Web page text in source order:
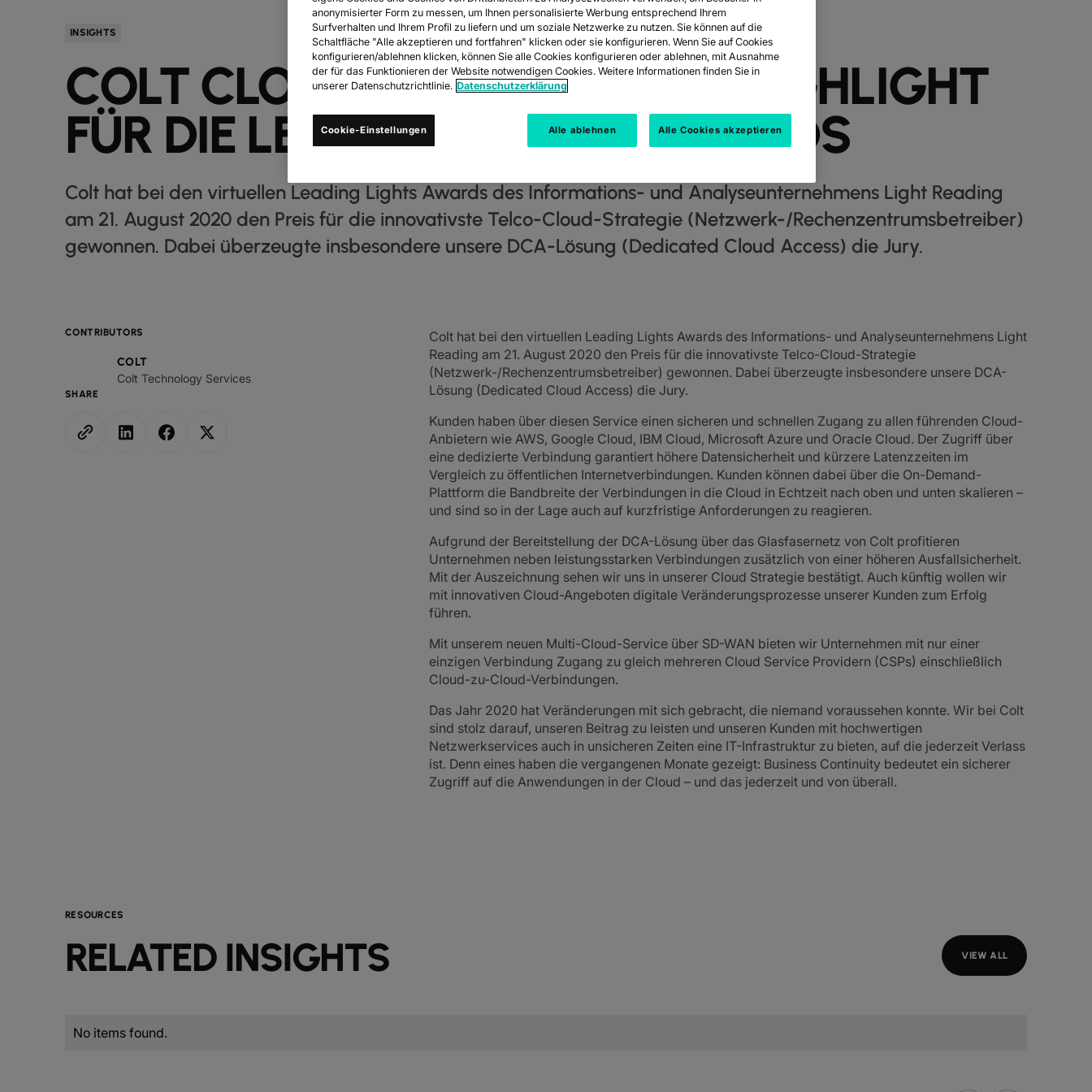
INSIGHTS
COLT CLOUD SERVICES SIND HIGHLIGHT
FÜR DIE LEADING LIGHTS AWARDS
Colt hat bei den virtuellen Leading Lights Awards des Informations- und Analyseunternehmens Light Reading
am 21. August 2020 den Preis für die innovativste Telco-Cloud-Strategie (Netzwerk-/Rechenzentrumsbetreiber)
gewonnen. Dabei überzeugte insbesondere unsere DCA-Lösung (Dedicated Cloud Access) die Jury.
CONTRIBUTORS
COLT
Colt Technology Services
SHARE
Colt hat bei den virtuellen Leading Lights Awards des Informations- und Analyseunternehmens Light
Reading am 21. August 2020 den Preis für die innovativste Telco-Cloud-Strategie
(Netzwerk-/Rechenzentrumsbetreiber) gewonnen. Dabei überzeugte insbesondere unsere DCA-
Lösung (Dedicated Cloud Access) die Jury.
Kunden haben über diesen Service einen sicheren und schnellen Zugang zu allen führenden Cloud-
Anbietern wie AWS, Google Cloud, IBM Cloud, Microsoft Azure und Oracle Cloud. Der Zugriff über
eine dedizierte Verbindung garantiert höhere Datensicherheit und kürzere Latenzzeiten im
Vergleich zu öffentlichen Internetverbindungen. Kunden können dabei über die On-Demand-
Plattform die Bandbreite der Verbindungen in die Cloud in Echtzeit nach oben und unten skalieren –
und sind so in der Lage auch auf kurzfristige Anforderungen zu reagieren.
Aufgrund der Bereitstellung der DCA-Lösung über das Glasfasernetz von Colt profitieren
Unternehmen neben leistungsstarken Verbindungen zusätzlich von einer höheren Ausfallsicherheit.
Mit der Auszeichnung sehen wir uns in unserer Cloud Strategie bestätigt. Auch künftig wollen wir
mit innovativen Cloud-Angeboten digitale Veränderungsprozesse unserer Kunden zum Erfolg
führen.
Mit unserem neuen Multi-Cloud-Service über SD-WAN bieten wir Unternehmen mit nur einer
einzigen Verbindung Zugang zu gleich mehreren Cloud Service Providern (CSPs) einschließlich
Cloud-zu-Cloud-Verbindungen.
Das Jahr 2020 hat Veränderungen mit sich gebracht, die niemand voraussehen konnte. Wir bei Colt
sind stolz darauf, unseren Beitrag zu leisten und unseren Kunden mit hochwertigen
Netzwerkservices auch in unsicheren Zeiten eine IT-Infrastruktur zu bieten, auf die jederzeit Verlass
ist. Denn eines haben die vergangenen Monate gezeigt: Business Continuity bedeutet ein sicherer
Zugriff auf die Anwendungen in der Cloud – und das jederzeit und von überall.
RESOURCES
RELATED INSIGHTS VIEW ALL
No items found.
anonymisierter Form zu messen, um Ihnen personalisierte Werbung entsprechend Ihrem
Surfverhalten und Ihrem Profil zu liefern und um soziale Netzwerke zu nutzen. Sie können auf die
Schaltfläche "Alle akzeptieren und fortfahren" klicken oder sie konfigurieren. Wenn Sie auf Cookies
konfigurieren/ablehnen klicken, können Sie alle Cookies konfigurieren oder ablehnen, mit Ausnahme
der für das Funktionieren der Website notwendigen Cookies. Weitere Informationen finden Sie in
unserer Datenschutzrichtlinie. Datenschutzerklärung
Cookie-Einstellungen Alle ablehnen Alle Cookies akzeptieren